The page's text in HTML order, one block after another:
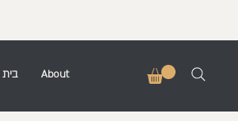
About בית